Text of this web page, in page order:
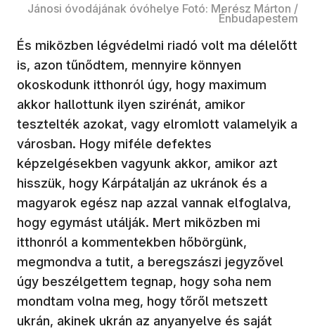
Jánosi óvodájának óvóhelye Fotó: Merész Márton /
Énbudapestem
És miközben légvédelmi riadó volt ma délelőtt
is, azon tűnődtem, mennyire könnyen
okoskodunk itthonról úgy, hogy maximum
akkor hallottunk ilyen szirénát, amikor
tesztelték azokat, vagy elromlott valamelyik a
városban. Hogy miféle defektes
képzelgésekben vagyunk akkor, amikor azt
hisszük, hogy Kárpátalján az ukránok és a
magyarok egész nap azzal vannak elfoglalva,
hogy egymást utálják. Mert miközben mi
itthonról a kommentekben hőbörgünk,
megmondva a tutit, a beregszászi jegyzővel
úgy beszélgettem tegnap, hogy soha nem
mondtam volna meg, hogy tőről metszett
ukrán, akinek ukrán az anyanyelve és saját